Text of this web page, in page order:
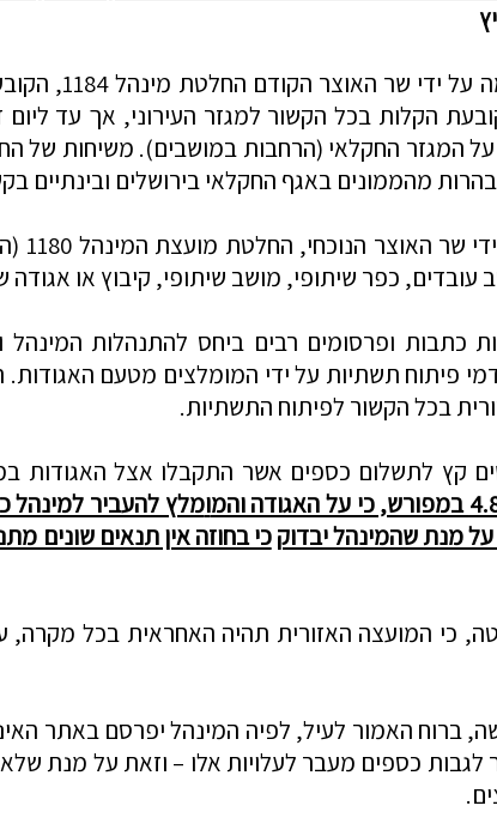
הקלות בכל הקשור למגזר העירוני, אך עד
המגזר החקלאי (הרחבות במושבים). משיחות של
מהממונים באגף החקלאי בירושלים ובינתיים
עובדים, כפר שיתופי, מושב שיתופי, קיבוץ או אגודה
דמי פיתוח תשתיות על ידי המומלצים מטעם
בכל הקשור לפיתוח התשתיות.
האגודות
ומלץ להעביר
על מנת שהמינהל יבדוקכי בחוזה אין תנאים שונים
בסעיף 4 להחלטה, כי המועצה האזורית תהיה האחראית
ברוח האמור לעיל, לפיה המינהל יפרסם באתר
לגבות כספים מעבר לעלויות אלו – וזאת על מנת